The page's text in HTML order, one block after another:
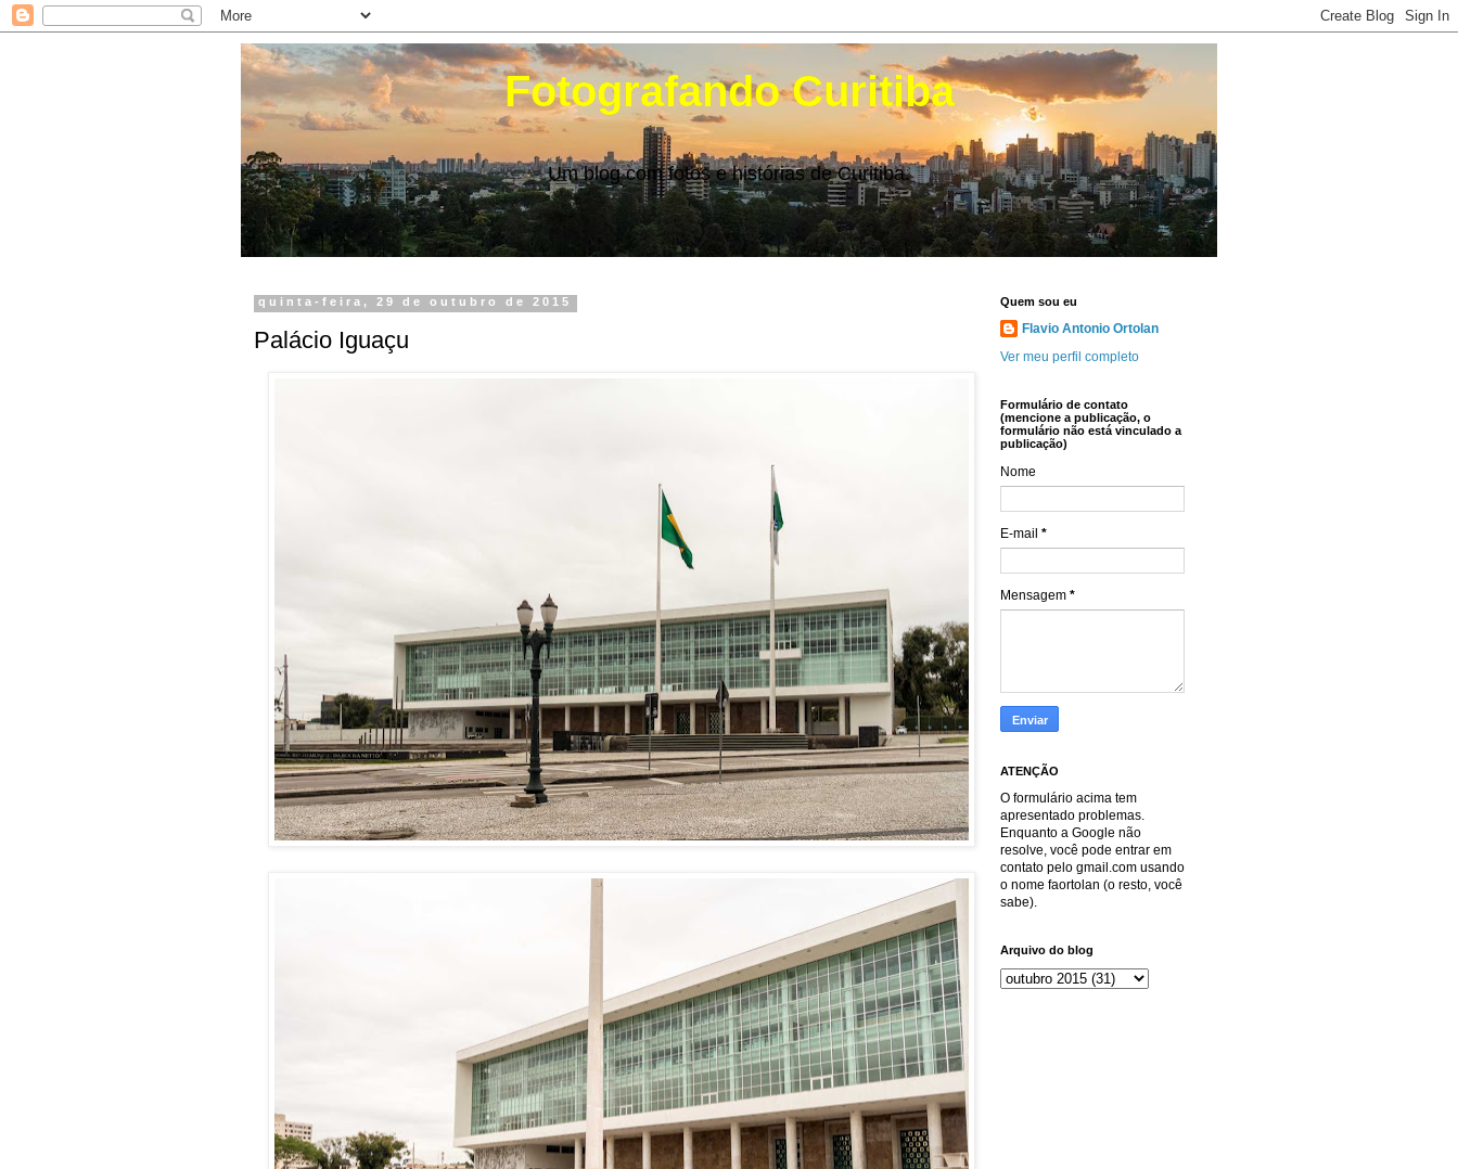
Fotografando Curitiba
Um blog com fotos e histórias de Curitiba.
quinta-feira, 29 de outubro de 2015
Palácio Iguaçu
Quem sou eu
Flavio Antonio Ortolan
Ver meu perfil completo
Formulário de contato
(mencione a publicação, o
formulário não está vinculado a
publicação)
Nome
E-mail *
Mensagem *
ATENÇÃO
O formulário acima tem
apresentado problemas.
Enquanto a Google não
resolve, você pode entrar em
contato pelo gmail.com usando
o nome faortolan (o resto, você
sabe).
Arquivo do blog